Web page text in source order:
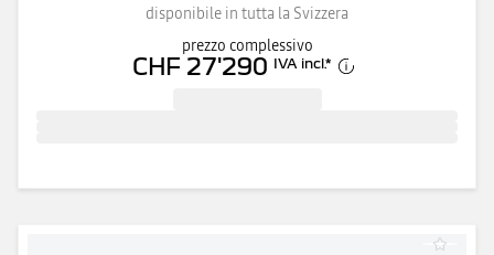
disponibile in tutta la Svizzera
prezzo complessivo
CHF 27'290 IVA incl.*